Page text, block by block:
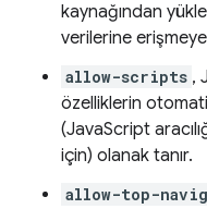
kaynağından
verilerine
allow-scripts ,
özelliklerin
(JavaScript
için) olanak tanır.
allow-top-